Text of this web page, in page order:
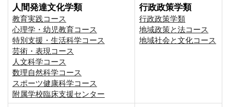
人間発達文化学類
教育実践コース
心理学・幼児教育コース
特別支援・生活科学コース
芸術・表現コース
人文科学コース
数理自然科学コース
スポーツ健康科学コース
附属学校臨床支援センター
行政政策学類
行政政策学類
地域政策と法コース
地域社会と文化コース